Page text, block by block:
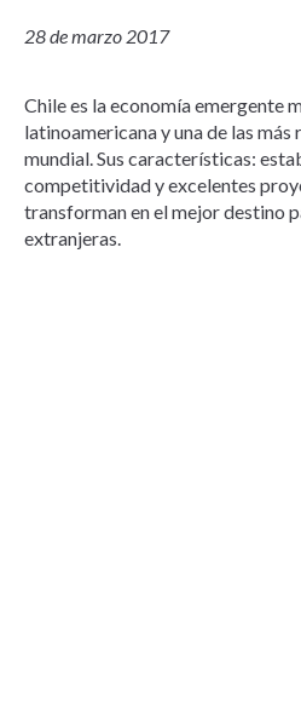
28 de marzo 2017
Chile es la economía emergente
latinoamericana y una de las más
mundial. Sus características:
competitividad y excelentes
transforman en el mejor destino
extranjeras.